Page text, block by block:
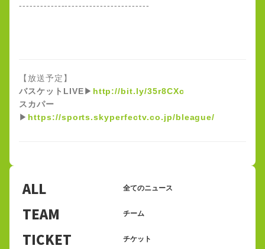
-------------------------------------
【放送予定】
バスケットLIVE▶ http://bit.ly/35r8CXc
スカパー
▶ https://sports.skyperfectv.co.jp/bleague/
ALL 全てのニュース
TEAM チーム
TICKET チケット